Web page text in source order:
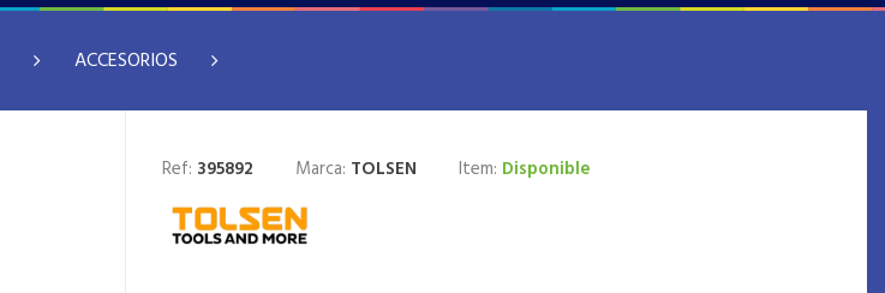
ACCESORIOS
Ref: 395892 Marca: TOLSEN Item: Disponible